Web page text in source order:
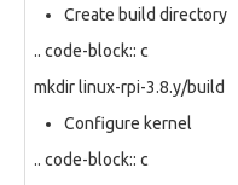
Create build directory
.. code-block:: c
mkdir linux-rpi-3.8.y/build
Configure kernel
.. code-block:: c